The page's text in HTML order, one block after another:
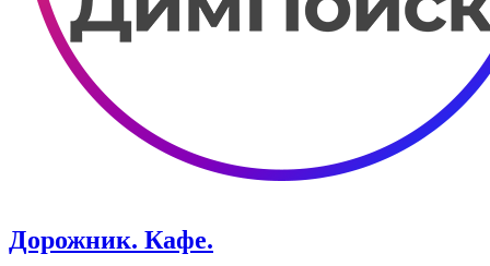
Дорожник. Кафе.